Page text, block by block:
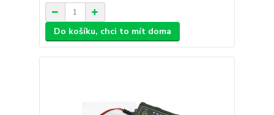
Do košíku, chci to mít doma